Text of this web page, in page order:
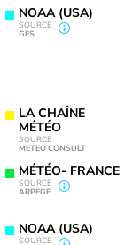
NOAA (USA)
SOURCE
GFS
LA CHAÎNE
MÉTÉO
SOURCE
METEO CONSULT
MÉTÉO- FRANCE
SOURCE
ARPEGE
NOAA (USA)
SOURCE